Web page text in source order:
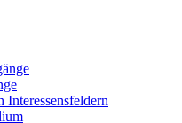
Interessensfeldern